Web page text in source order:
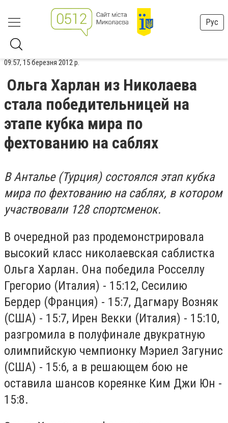
Рус
09:57, 15 березня 2012 р.
Ольга Харлан из Николаева
стала победительницей на
этапе кубка мира по
фехтованию на саблях
В Анталье (Турция) состоялся этап кубка
мира по фехтованию на саблях, в котором
участвовали 128 спортсменок.
В очередной раз продемонстрировала
высокий класс николаевская саблистка
Ольга Харлан. Она победила Росселлу
Грегорио (Италия) - 15:12, Сесилию
Бердер (Франция) - 15:7, Дагмару Возняк
(США) - 15:7, Ирен Векки (Италия) - 15:10,
разгромила в полуфинале двукратную
олимпийскую чемпионку Мэриел Загунис
(США) - 15:6, а в решающем бою не
оставила шансов кореянке Ким Джи Юн -
15:8.